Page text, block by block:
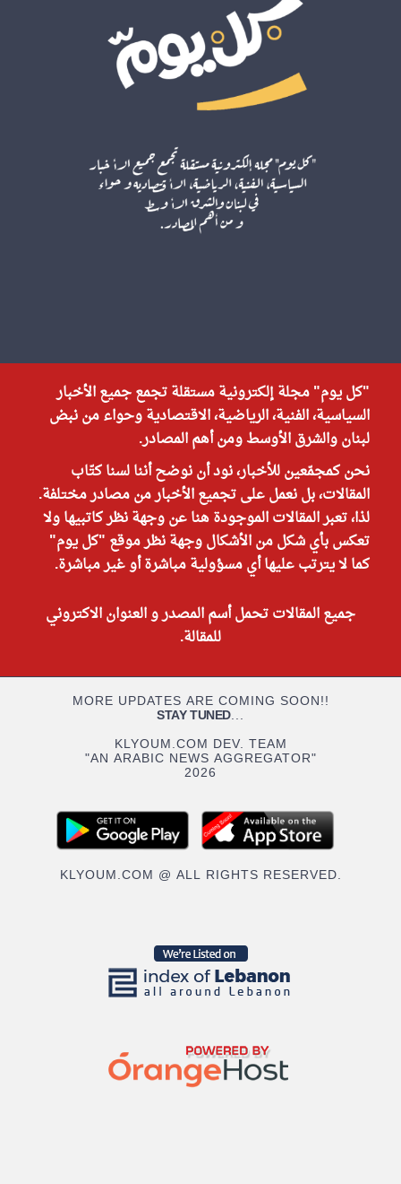
"كل يوم" مجلة إلكترونية مستقلة تجمع جميع الأخبار
السياسية، الفنية، الرياضية، الاقتصادية وحواء من نبض
لبنان والشرق الأوسط ومن أهم المصادر.
نحن كمجمّعين للأخبار، نود أن نوضح أننا لسنا كتّاب
المقالات، بل نعمل على تجميع الأخبار من مصادر مختلفة.
لذا، تعبر المقالات الموجودة هنا عن وجهة نظر كاتبيها ولا
تعكس بأي شكل من الأشكال وجهة نظر موقع "كل يوم"
كما لا يترتب عليها أي مسؤولية مباشرة أو غير مباشرة.
جميع المقالات تحمل أسم المصدر و العنوان الاكتروني
للمقالة.
MORE UPDATES ARE COMING SOON!!
STAY TUNED...
KLYOUM.COM DEV. TEAM
"AN ARABIC NEWS AGGREGATOR"
2026
KLYOUM.COM @ ALL RIGHTS RESERVED.